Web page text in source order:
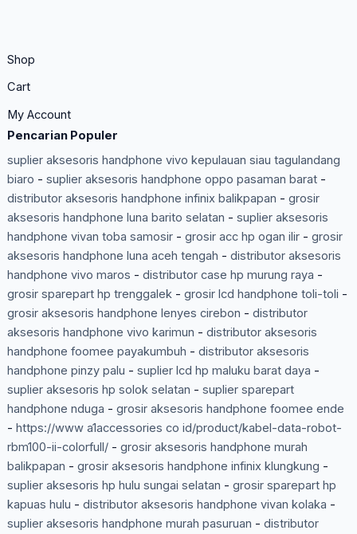
Shop
Cart
My Account
Pencarian Populer
suplier aksesoris handphone vivo kepulauan siau tagulandang
biaro - suplier aksesoris handphone oppo pasaman barat-
distributor aksesoris handphone infinix balikpapan - grosir
aksesoris handphone luna barito selatan - suplier aksesoris
handphone vivan toba samosir- grosir acc hp ogan ilir- grosir
aksesoris handphone luna aceh tengah - distributor aksesoris
handphone vivo maros - distributor case hp murung raya -
grosir sparepart hp trenggalek- grosir lcd handphone toli-toli -
grosir aksesoris handphone lenyes cirebon - distributor
aksesoris handphone vivo karimun - distributor aksesoris
handphone foomee payakumbuh - distributor aksesoris
handphone pinzy palu - suplier lcd hp maluku barat daya -
suplier aksesoris hp solok selatan - suplier sparepart
handphone nduga - grosir aksesoris handphone foomee ende
- https://www a1accessories co id/product/kabel-data-robot-
rbm100-ii-colorfull/- grosir aksesoris handphone murah
balikpapan - grosir aksesoris handphone infinix klungkung -
suplier aksesoris hp hulu sungai selatan - grosir sparepart hp
kapuas hulu - distributor aksesoris handphone vivan kolaka -
suplier aksesoris handphone murah pasuruan - distributor